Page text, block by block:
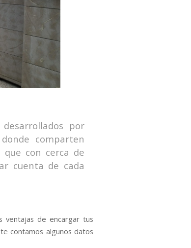
por
comparten
que con cerca de
cuenta de cada
ventajas de encargar tus
contamos algunos datos